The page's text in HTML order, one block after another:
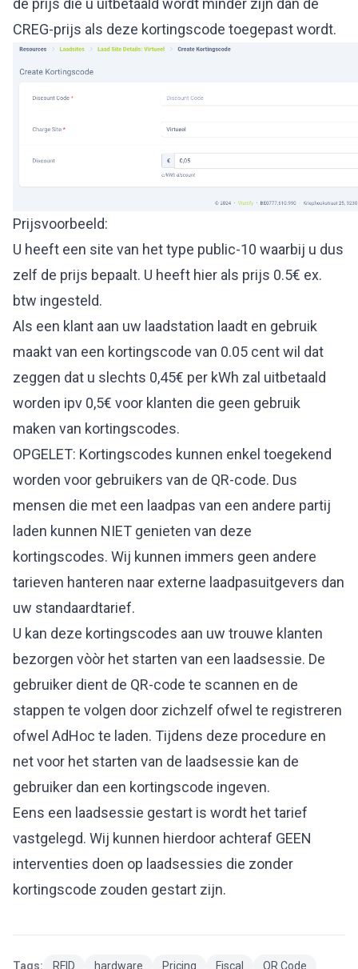
CREG-prijs als deze kortingscode toegepast wordt.
Prijsvoorbeeld:
U heeft een site van het type public-10 waarbij u dus
zelf de prijs bepaalt. U heeft hier als prijs 0.5€ ex.
btw ingesteld.
Als een klant aan uw laadstation laadt en gebruik
maakt van een kortingscode van 0.05 cent wil dat
zeggen dat u slechts 0,45€ per kWh zal uitbetaald
worden ipv 0,5€ voor klanten die geen gebruik
maken van kortingscodes.
OPGELET: Kortingscodes kunnen enkel toegekend
worden voor gebruikers van de QR-code. Dus
mensen die met een laadpas van een andere partij
laden kunnen NIET genieten van deze
kortingscodes. Wij kunnen immers geen andere
tarieven hanteren naar externe laadpasuitgevers dan
uw standaardtarief.
U kan deze kortingscodes aan uw trouwe klanten
bezorgen vòòr het starten van een laadsessie. De
gebruiker dient de QR-code te scannen en de
stappen te volgen door zichzelf ofwel te registreren
ofwel AdHoc te laden. Tijdens deze procedure en
net voor het starten van de laadsessie kan de
gebruiker dan een kortingscode ingeven.
Eens een laadsessie gestart is wordt het tarief
vastgelegd. Wij kunnen hierdoor achteraf GEEN
interventies doen op laadsessies die zonder
kortingscode zouden gestart zijn.
Tags: RFID hardware Pricing Fiscal
QR Code